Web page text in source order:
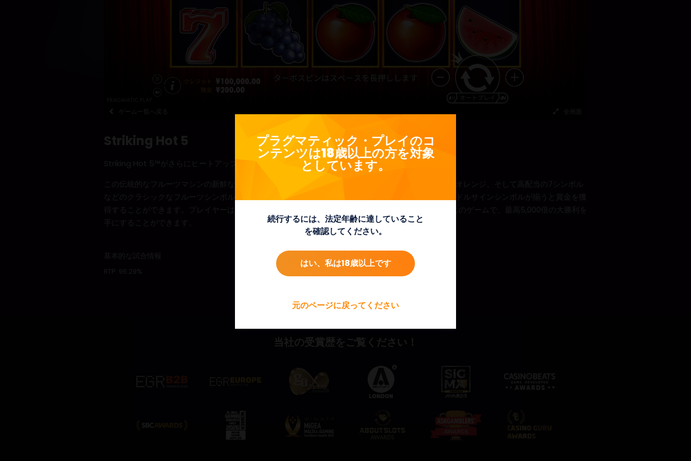
ゲーム一覧へ戻る 全画面
Striking Hot 5
Striking Hot 5™がさらにヒートアップして戻ってきました。
この伝統的なフルーツマシンの新鮮なテイクは、5×3リールと5ペイラインでプレイされ、チェリー、オレンジ、そして高配当の7シンボル
などのクラシックなフルーツシンボルが登場します。さらに、リールのどの位置からでも、3つ以上のドルサインシンボルが揃うと賞金を獲
得することができます。プレイヤーは、レトロ風のクラシックゲームを現代風にアップグレードしたこのゲームで、最高5,000倍の大勝利を
手にすることができます。
基本的な試合情報
RTP: 96.29%
当社の受賞歴をご覧ください！
プラグマティック・プレイのコ
ンテンツは18歳以上の方を対象
としています。
続行するには、法定年齢に達していること
を確認してください。
はい、私は18歳以上です
元のページに戻ってください